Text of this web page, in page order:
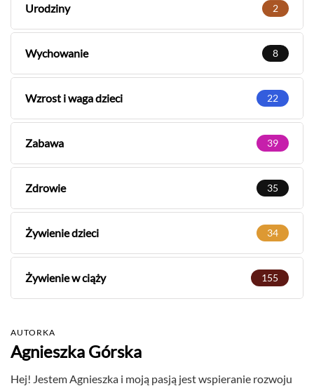
Urodziny 2
Wychowanie 8
Wzrost i waga dzieci 22
Zabawa 39
Zdrowie 35
Żywienie dzieci 34
Żywienie w ciąży 155
AUTORKA
Agnieszka Górska
Hej! Jestem Agnieszka i moją pasją jest wspieranie rozwoju